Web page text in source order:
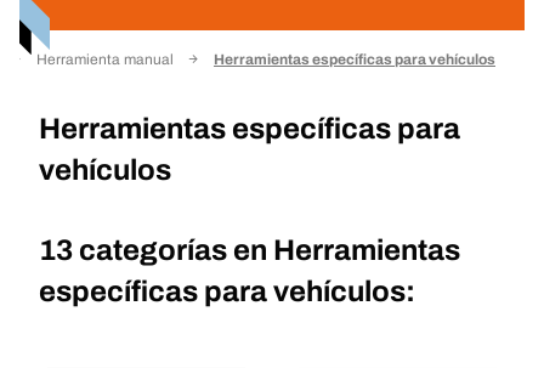
Herramienta manual Herramientas específicas para vehículos
Herramientas específicas para
vehículos
13 categorías en Herramientas
específicas para vehículos: